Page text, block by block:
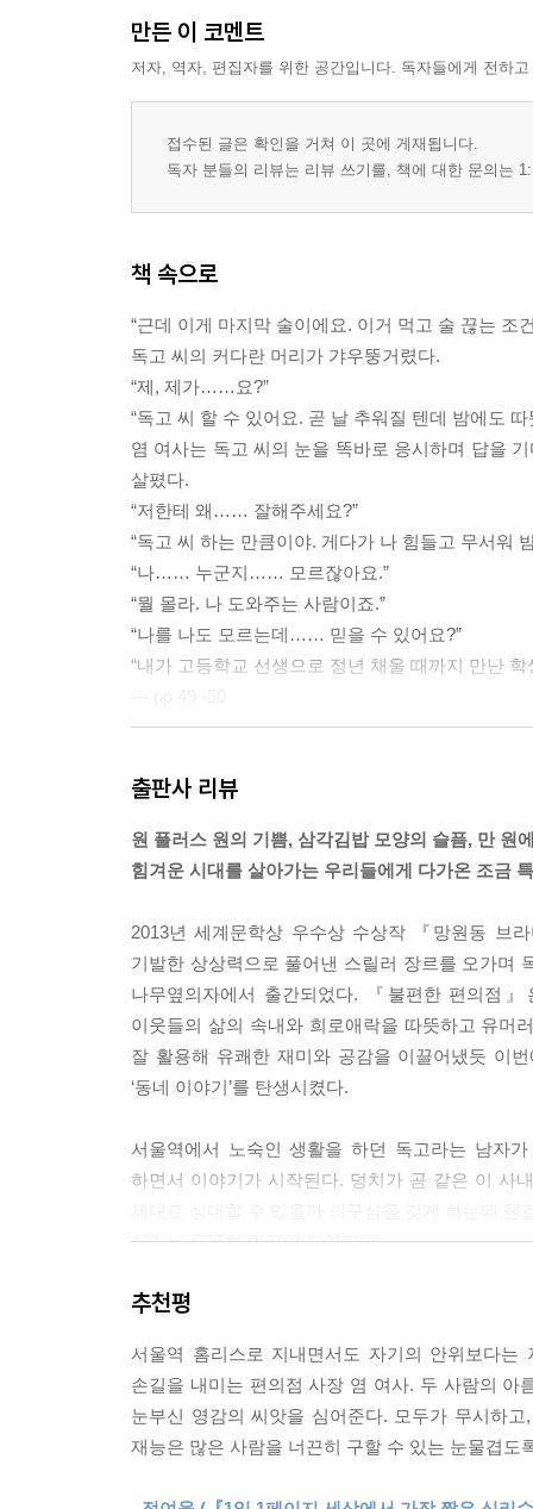
만든 이 코멘트
저자, 역자, 편집자를 위한 공간입니다. 독자들에게 전하
접수된 글은 확인을 거쳐 이 곳에 게재됩니다.
독자 분들의 리뷰는 리뷰 쓰기를, 책에 대한 문의는
책 속으로
“근데 이게 마지막 술이에요. 이거 먹고 술 끊는 조
독고 씨의 커다란 머리가 갸우뚱거렸다.
“제, 제가……요?”
“독고 씨 할 수 있어요. 곧 날 추워질 텐데 밤에도
염 여사는 독고 씨의 눈을 똑바로 응시하며 답을
살폈다.
“저한테 왜…… 잘해주세요?”
“독고 씨 하는 만큼이야. 게다가 나 힘들고 무서워
“나…… 누군지…… 모르잖아요.”
“뭘 몰라. 나 도와주는 사람이죠.”
“나를 나도 모르는데…… 믿을 수 있어요?”
“내가 고등학교 선생으로 정년 채울 때까지 만난
“가, 간밤에 담배 손님 많아서…… 후딱 외웠어요.
독고 씨가 마치 구구단 외우듯 담배 종류를 줄줄
“됐고요, 그걸 하루에 다 외웠다고요?”
“혹시 애연가였어요?”
“모, 몰라요.”
“몰라요? 담배 피운 기억이 없어요?”
“피웠는지 안 피웠는지…… 모른다니까요.”
“기억상실증인 거예요?”
“술 때문에…… 머리가…… 갔어요.”
“모, 몰라요.”
아오, 씨……. 시현은 대화를 자제하기로 한 아까
말없이 삼각김밥을 내려다보는 선숙의 귀에 독고
“근데 김밥만 주면…… 안 돼요. 편지…… 같이 줘요
선숙이 고개를 들어 독고 씨를 바라보았다. 독고
다.
“아들한테…… 그동안 못 들어줬다고, 이제 들어
“내가 사는 거예요. 어서…… 찍어요.”
출판사 리뷰
원 플러스 원의 기쁨, 삼각김밥 모양의 슬픔, 만 원
힘겨운 시대를 살아가는 우리들에게 다가온 조금
2013년 세계문학상 우수상 수상작 『망원동 브
기발한 상상력으로 풀어낸 스릴러 장르를 오가며
나무옆의자에서 출간되었다. 『불편한 편의점
이웃들의 삶의 속내와 희로애락을 따뜻하고 유머
잘 활용해 유쾌한 재미와 공감을 이끌어냈듯 이
‘동네 이야기’를 탄생시켰다.
서울역에서 노숙인 생활을 하던 독고라는 남자
하면서 이야기가 시작된다. 덩치가 곰 같은 이 사
지키는 든든한 일꾼이 되어간다.
현실감 넘치는 캐릭터와 그들 간의 상호작용을
본능이 발동하는 편의점 사장 염 여사를 필두로
참치김밥, 참이슬) 세트로 혼술을 하며 하루의 스
인경, 호시탐탐 편의점을 팔아치울 기회를 엿보
녹록지 않은 인생의 무게와 현실적 문제를 안고
추천평
서울역 홈리스로 지내면서도 자기의 안위보다
손길을 내미는 편의점 사장 염 여사. 두 사람의
눈부신 영감의 씨앗을 심어준다. 모두가 무시하
재능은 많은 사람을 너끈히 구할 수 있는 눈물겹도